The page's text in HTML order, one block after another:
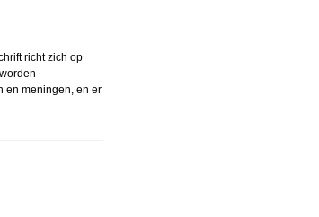
richt zich op
en meningen, en er